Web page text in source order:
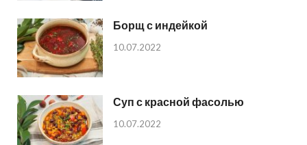
Борщ с индейкой
10.07.2022
Суп с красной фасолью
10.07.2022